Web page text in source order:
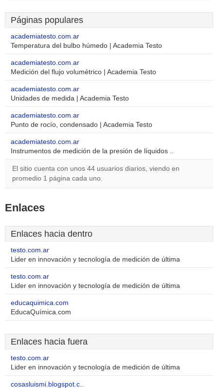
Páginas populares
academiatesto.com.ar
Temperatura del bulbo húmedo | Academia Testo
academiatesto.com.ar
Medición del flujo volumétrico | Academia Testo
academiatesto.com.ar
Unidades de medida | Academia Testo
academiatesto.com.ar
Punto de rocío, condensado | Academia Testo
academiatesto.com.ar
Instrumentos de medición de la presión de líquidos ..
El sitio cuenta con unos 44 usuarios diarios, viendo en
promedio 1 página cada uno.
Enlaces
Enlaces hacia dentro
testo.com.ar
Lider en innovación y tecnología de medición de última
testo.com.ar
Lider en innovación y tecnología de medición de última
educaquimica.com
EducaQuímica.com
Enlaces hacia fuera
testo.com.ar
Lider en innovación y tecnología de medición de última
cosasluismi.blogspot.c..